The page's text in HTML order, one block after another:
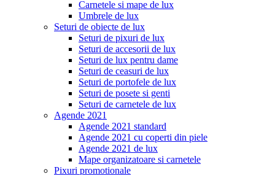
Carnetele si mape de lux
Umbrele de lux
Seturi de obiecte de lux
Seturi de pixuri de lux
Seturi de accesorii de lux
Seturi de lux pentru dame
Seturi de ceasuri de lux
Seturi de portofele de lux
Seturi de posete si genti
Seturi de carnetele de lux
Agende 2021
Agende 2021 standard
Agende 2021 cu coperti din piele
Agende 2021 de lux
Mape organizatoare si carnetele
Pixuri promotionale